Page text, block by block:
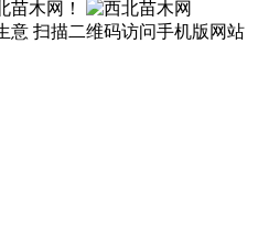
苗木网！
意 扫描二维码访问手机版网站